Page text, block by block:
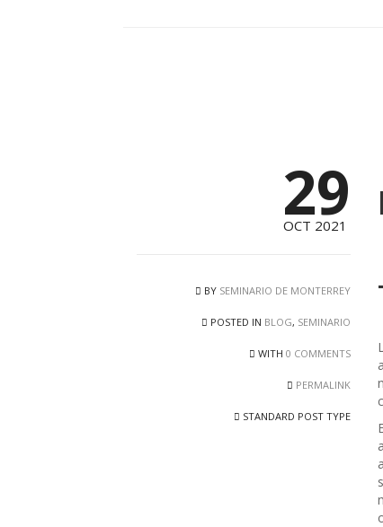
29
OCT 2021
BY SEMINARIO DE MONTERREY
POSTED IN BLOG, SEMINARIO
WITH 0 COMMENTS
PERMALINK
STANDARD POST TYPE